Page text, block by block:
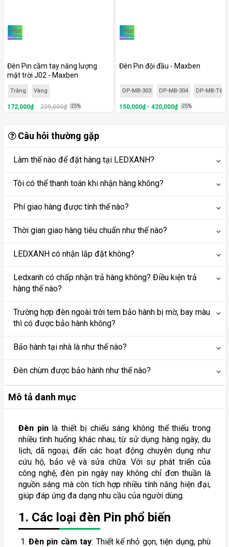
Đèn Pin cầm tay năng lượng
mặt trời J02 - Maxben
Trắng Vàng
172,000₫ 229,000₫ -25%
Đèn Pin đội đầu - Maxben
DP-MB-303 DP-MB-304 DP-MB-T6
150,000₫ - 420,000₫ -25%
Câu hỏi thường gặp
Làm thế nào để đặt hàng tại LEDXANH?
Tôi có thể thanh toán khi nhận hàng không?
Phí giao hàng được tính thế nào?
Thời gian giao hàng tiêu chuẩn như thế nào?
LEDXANH có nhận lắp đặt không?
Ledxanh có chấp nhận trả hàng không? Điều kiện trả
hàng thế nào?
Trường hợp đèn ngoài trời tem bảo hành bị mờ, bay màu
thì có được bảo hành không?
Bảo hành tại nhà là như thế nào?
Đèn chùm được bảo hành như thế nào?
Mô tả danh mục
Đèn pinlà thiết bị chiếu sáng không thể thiếu trong
nhiều tình huống khác nhau, từ sử dụng hàng ngày, du
lịch, dã ngoại, đến các hoạt động chuyên dụng như
cứu hộ, bảo vệ và sửa chữa. Với sự phát triển của
công nghệ, đèn pin ngày nay không chỉ đơn thuần là
nguồn sáng mà còn tích hợp nhiều tính năng hiện đại,
giúp đáp ứng đa dạng nhu cầu của người dùng.
1. Các loại đèn Pin phổ biến
Đèn pin cầm tay: Thiết kế nhỏ gọn, tiện dụng, phù